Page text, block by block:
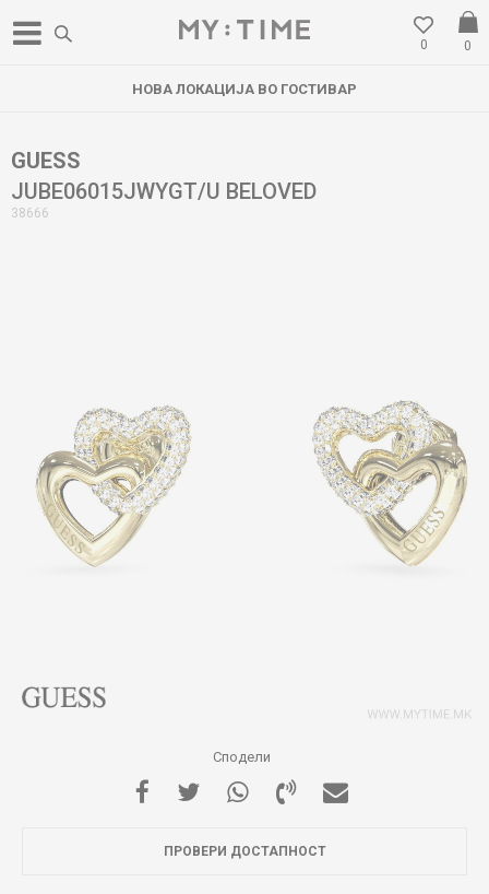
0
0
НОВА ЛОКАЦИЈА ВО ГОСТИВАР
GUESS
JUBE06015JWYGT/U BELOVED
38666
Сподели
ПРОВЕРИ ДОСТАПНОСТ